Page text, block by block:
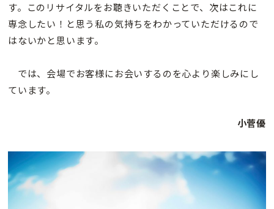
す。このリサイタルをお聴きいただくことで、次はこれに
専念したい！と思う私の気持ちをわかっていただけるので
はないかと思います。
では、会場でお客様にお会いするのを心より楽しみにし
ています。
小菅優